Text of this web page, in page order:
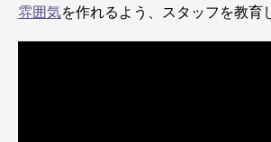
雰囲気を作れるよう、スタッフを教育